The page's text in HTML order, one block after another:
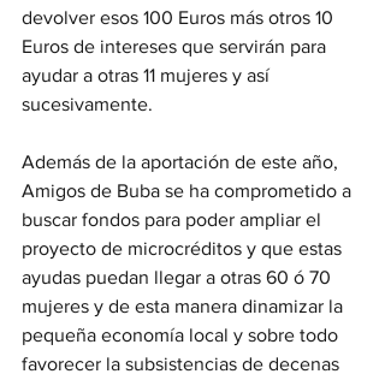
devolver esos 100 Euros más otros 10
Euros de intereses que servirán para
ayudar a otras 11 mujeres y así
sucesivamente.
Además de la aportación de este año,
Amigos de Buba se ha comprometido a
buscar fondos para poder ampliar el
proyecto de microcréditos y que estas
ayudas puedan llegar a otras 60 ó 70
mujeres y de esta manera dinamizar la
pequeña economía local y sobre todo
favorecer la subsistencias de decenas